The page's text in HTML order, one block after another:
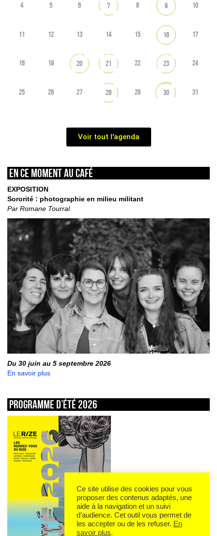
4 5 6 7 8 9 10
11 12 13 14 15 16 17
18 19 20 21 22 23 24
25 26 27 28 29 30 31
Voir tout l'agenda
En ce moment au café
EXPOSITION
Sororité : photographie en milieu militant
Par Romane Tourral
Du 30 juin au 5 septembre 2026
En savoir plus
Programme d’été 2026
Ce site utilise des cookies pour vous
proposer des contenus adaptés, une
aide à la navigation et un suivi
d’audience. Cet outil vous permet de
les accepter ou de les refuser. En
savoir plus.